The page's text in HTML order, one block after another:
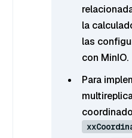
la
las
con MinIO.
Para